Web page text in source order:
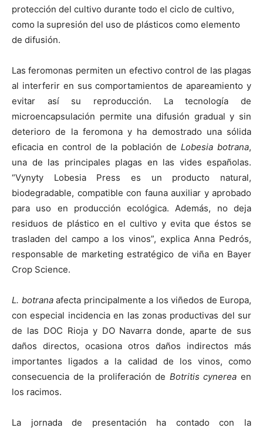
protección del cultivo durante todo el ciclo de cultivo,
como la supresión del uso de plásticos como elemento
de difusión.
Las feromonas permiten un efectivo control de las plagas
al interferir en sus comportamientos de apareamiento y
evitar así su reproducción. La tecnología de
microencapsulación permite una difusión gradual y sin
deterioro de la feromona y ha demostrado una sólida
eficacia en control de la población de Lobesia botrana,
una de las principales plagas en las vides españolas.
“Vynyty Lobesia Press es un producto natural,
biodegradable, compatible con fauna auxiliar y aprobado
para uso en producción ecológica. Además, no deja
residuos de plástico en el cultivo y evita que éstos se
trasladen del campo a los vinos”, explica Anna Pedrós,
responsable de marketing estratégico de viña en Bayer
Crop Science.
L. botranaafecta principalmente a los viñedos de Europa,
con especial incidencia en las zonas productivas del sur
de las DOC Rioja y DO Navarra donde, aparte de sus
daños directos, ocasiona otros daños indirectos más
importantes ligados a la calidad de los vinos, como
consecuencia de la proliferación de Botritis cynerea en
los racimos.
La jornada de presentación ha contado con la